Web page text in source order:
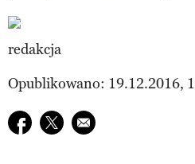
redakcja
Opublikowano: 19.12.2016,
Udostępnij na facebook
Udostępnij na twitter
E-mail do przyjaciela